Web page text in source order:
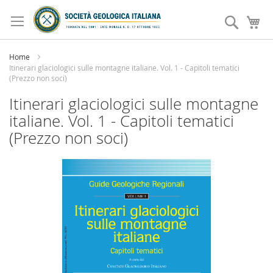
al
contenuto
Search
Home
Itinerari glaciologici sulle montagne italiane. Vol. 1 - Capitoli tematici
(Prezzo non soci)
Itinerari glaciologici sulle montagne
italiane. Vol. 1 - Capitoli tematici
(Prezzo non soci)